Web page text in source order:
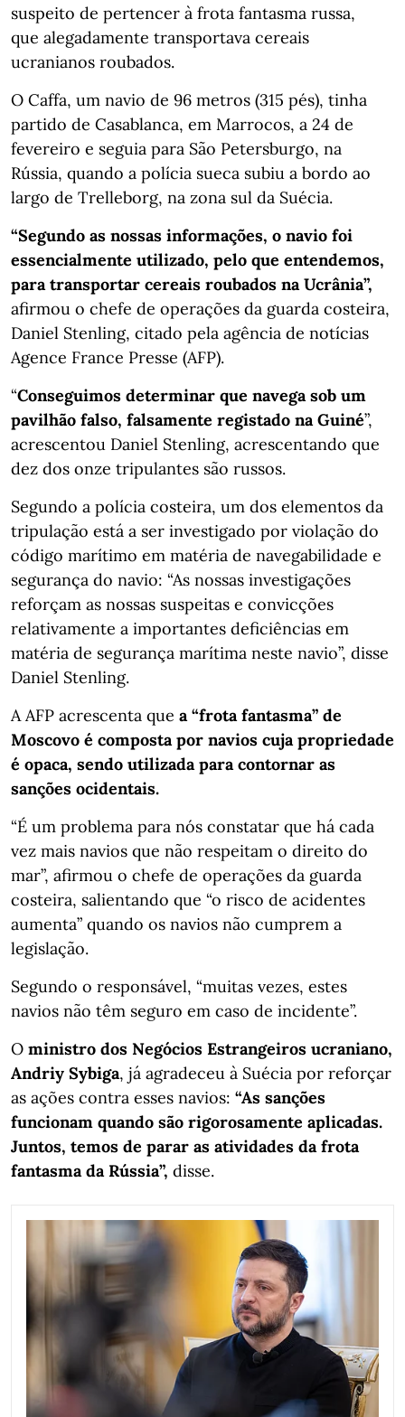
suspeito de pertencer à frota fantasma russa,
que alegadamente transportava cereais
ucranianos roubados.
O Caffa, um navio de 96 metros (315 pés), tinha
partido de Casablanca, em Marrocos, a 24 de
fevereiro e seguia para São Petersburgo, na
Rússia, quando a polícia sueca subiu a bordo ao
largo de Trelleborg, na zona sul da Suécia.
“Segundo as nossas informações, o navio foi
essencialmente utilizado, pelo que entendemos,
para transportar cereais roubados na Ucrânia”,
afirmou o chefe de operações da guarda costeira,
Daniel Stenling, citado pela agência de notícias
Agence France Presse (AFP).
“Conseguimos determinar que navega sob um
pavilhão falso, falsamente registado na Guiné”,
acrescentou Daniel Stenling, acrescentando que
dez dos onze tripulantes são russos.
Segundo a polícia costeira, um dos elementos da
tripulação está a ser investigado por violação do
código marítimo em matéria de navegabilidade e
segurança do navio: “As nossas investigações
reforçam as nossas suspeitas e convicções
relativamente a importantes deficiências em
matéria de segurança marítima neste navio”, disse
Daniel Stenling.
A AFP acrescenta que a “frota fantasma” de
Moscovo é composta por navios cuja propriedade
é opaca, sendo utilizada para contornar as
sanções ocidentais.
“É um problema para nós constatar que há cada
vez mais navios que não respeitam o direito do
mar”, afirmou o chefe de operações da guarda
costeira, salientando que “o risco de acidentes
aumenta” quando os navios não cumprem a
legislação.
Segundo o responsável, “muitas vezes, estes
navios não têm seguro em caso de incidente”.
O ministro dos Negócios Estrangeiros ucraniano,
Andriy Sybiga, já agradeceu à Suécia por reforçar
as ações contra esses navios: “As sanções
funcionam quando são rigorosamente aplicadas.
Juntos, temos de parar as atividades da frota
fantasma da Rússia”, disse.